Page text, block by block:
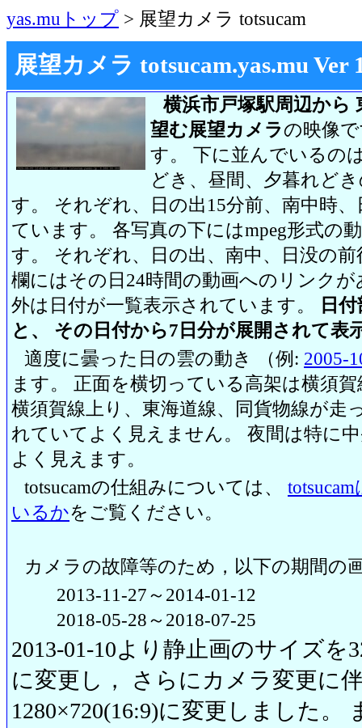
yas.muトップ > 展望カメラ totsucam
展望カメラ totsucam.yas.mu Ver
横浜市戸塚駅周辺から
望む展望カメラの映像
す。 下に並んでいるの
どき、昼間、夕暮れど
す。 それぞれ、日の出15分前、南中時
ています。 各写真の下にはmpeg形式の
す。 それぞれ、日の出、南中、日没の
欄にはその日24時間の動画へのリンク
外は日付が一覧表示されています。
日
と、 その日付から7日分が展開されて表
適度に曇った日の雲の動き （例: 2005-
ます。 正面を横切っている高架は横須
横須賀線上り、東海道線、同貨物線が走
れていてよく見えません。 夜間は特に
よく見えます。
totsucamの仕組みについては、
いるかをご覧ください。
カメラの故障等のため，以下の期間の
2013-11-27～2014-01-12
2018-05-28～2018-07-25
2013-01-10より静止画のサイズを
に変更し， さらにカメラ変更に
1280×720(16:9)に変更しました。